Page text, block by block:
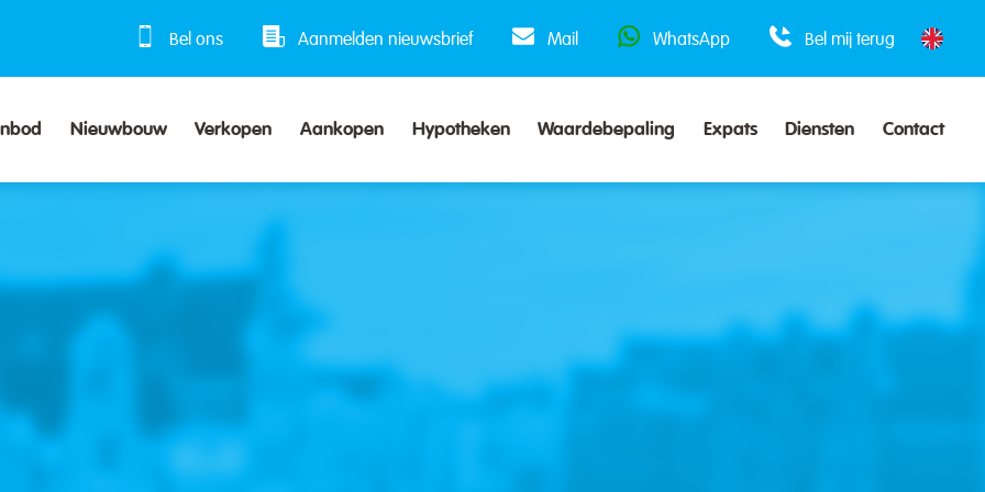
Bel ons Aanmelden nieuwsbrief Mail WhatsApp Bel mij terug
Nieuwbouw Verkopen Aankopen Hypotheken Waardebepaling Expats Diensten Contact